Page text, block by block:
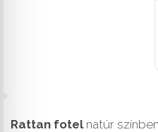
Rattan fotelnatúr